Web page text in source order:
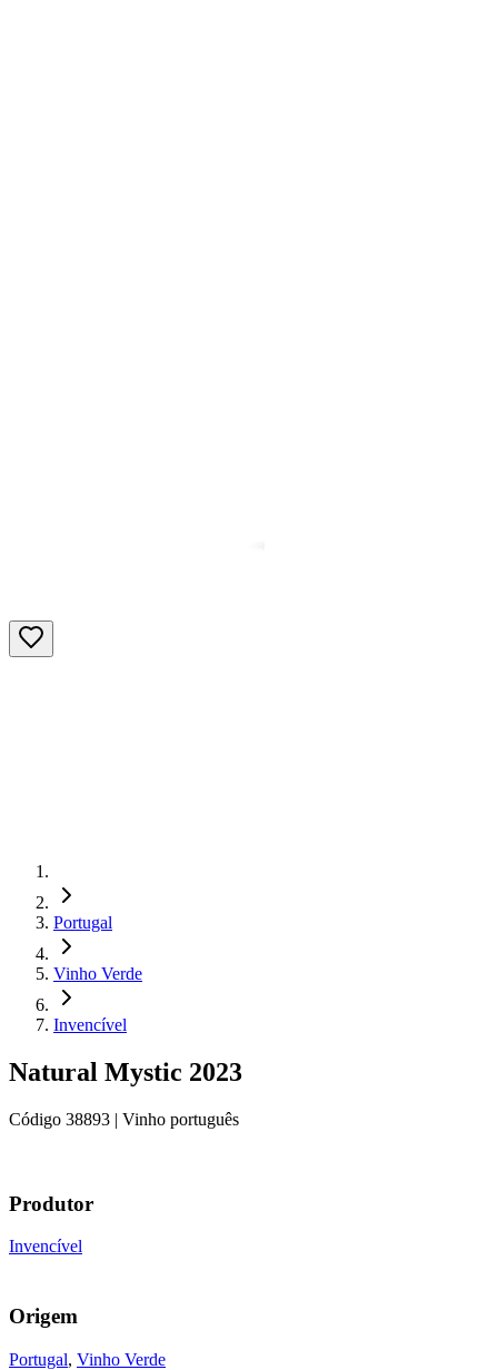
Portugal
Vinho Verde
Invencível
Natural Mystic 2023
Código 38893 | Vinho português
Produtor
Invencível
Origem
Portugal, Vinho Verde